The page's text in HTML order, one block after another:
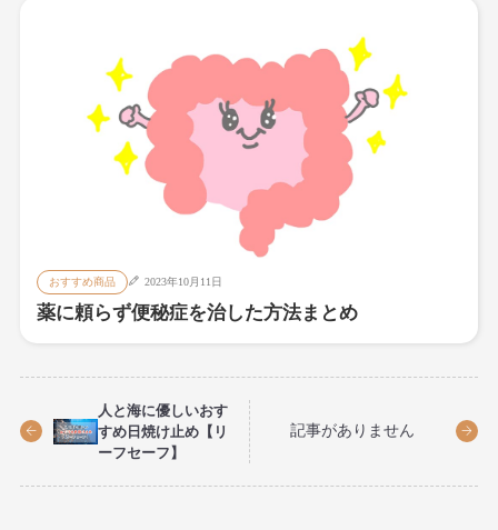
おすすめ商品 2023年10月11日
薬に頼らず便秘症を治した方法まとめ
人と海に優しいおす
すめ日焼け止め【リ
ーフセーフ】
記事がありません